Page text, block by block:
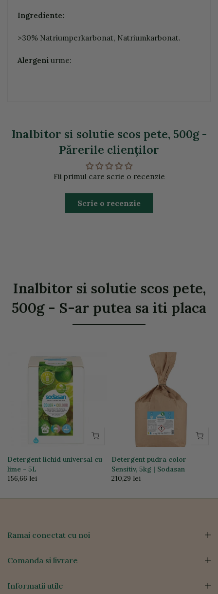
Ingrediente:
>30% Natriumperkarbonat, Natriumkarbonat.
Alergeni urme:
Inalbitor si solutie scos pete, 500g -
Părerile clienţilor
Fii primul care scrie o recenzie
Scrie o recenzie
Inalbitor si solutie scos pete,
500g - S-ar putea sa iti placa
Detergent lichid universal cu
lime - 5L
156,66 lei
Detergent pudra color
Sensitiv, 5kg | Sodasan
210,29 lei
Ramai conectat cu noi
Comanda si livrare
Informatii utile